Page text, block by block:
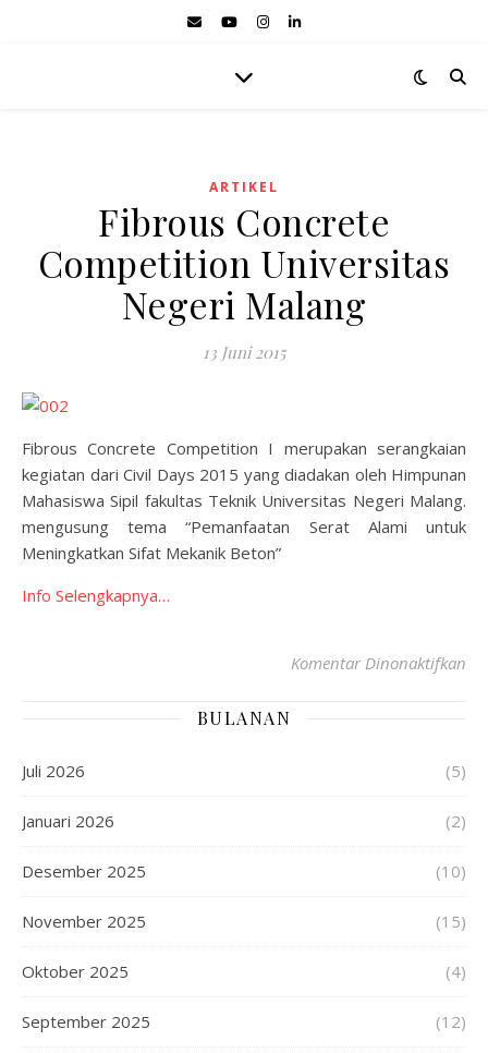
ARTIKEL
Fibrous Concrete
Competition Universitas
Negeri Malang
13 Juni 2015
Fibrous Concrete Competition I merupakan serangkaian
kegiatan dari Civil Days 2015 yang diadakan oleh Himpunan
Mahasiswa Sipil fakultas Teknik Universitas Negeri Malang.
mengusung tema “Pemanfaatan Serat Alami untuk
Meningkatkan Sifat Mekanik Beton”
Info Selengkapnya…
Komentar Dinonaktifkan
BULANAN
Juli 2026 (5)
Januari 2026 (2)
Desember 2025 (10)
November 2025 (15)
Oktober 2025 (4)
September 2025 (12)